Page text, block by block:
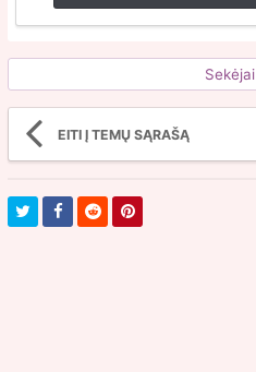
Sekėjai
EITI Į TEMŲ SĄRAŠĄ